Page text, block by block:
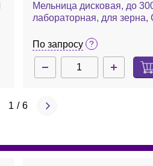
Мельница дисковая, до
лабораторная, для зерна,
По запросу
1 / 6